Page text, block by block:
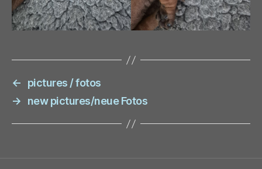
←
pictures / fotos
→
new pictures/neue Fotos